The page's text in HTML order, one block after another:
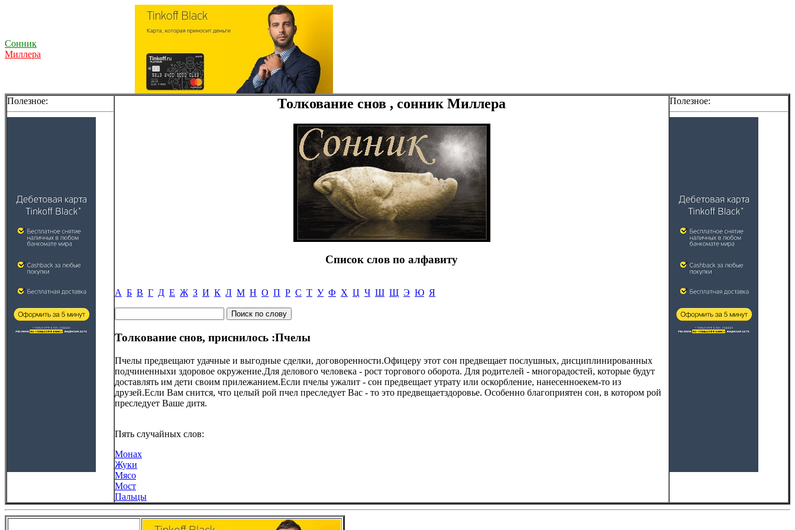
Сонник
Миллера
Полезное: Толкование снов , сонник Миллера
Список слов по алфавиту
А Б В Г Д Е Ж З И К Л М Н О П Р С Т У Ф Х Ц Ч Ш Щ Э Ю Я
Толкование снов, приснилось :Пчелы
Пчелы предвещают удачные и выгодные сделки, договоренности.Офицеру этот сон предвещает послушных, дисциплинированных
подчиненныхи здоровое окружение.Для делового человека - рост торгового оборота. Для родителей - многорадостей, которые будут
доставлять им дети своим прилежанием.Если пчелы ужалит - сон предвещает утрату или оскорбление, нанесенноекем-то из
друзей.Если Вам снится, что целый рой пчел преследует Вас - то это предвещаетздоровье. Особенно благоприятен сон, в котором рой
преследует Ваше дитя.
Пять случайных слов:
Монах
Жуки
Мясо
Мост
Пальцы
Полезное: